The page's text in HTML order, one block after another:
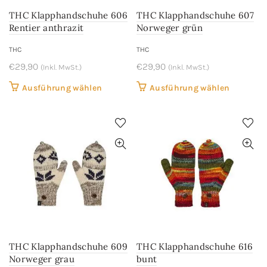
Produktseite
THC Klapphandschuhe 606
Rentier anthrazit
THC
€29,90 (Inkl. MwSt.)
Ausführung wählen
weist
mehrere
Varianten
auf.
Die
Optionen
können
Produktseite
THC Klapphandschuhe 607
Norweger grün
THC
€29,90 (Inkl. MwSt.)
Ausführung wählen
weist
mehrere
auf.
Die
THC Klapphandschuhe 609
Norweger grau
THC Klapphandschuhe 616
bunt